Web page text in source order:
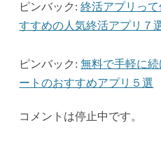
ピンバック:終活アプリっ
すすめの人気終活アプリ７
ピンバック:無料で手軽に
ートのおすすめアプリ５選
コメントは停止中です。